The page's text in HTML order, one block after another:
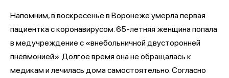
Напомним, в воскресенье в Воронеже умерлапервая
пациентка с коронавирусом. 65-летняя женщина попала
в медучреждение с «внебольничной двусторонней
пневмонией». Долгое время она не обращалась к
медикам и лечилась дома самостоятельно. Согласно